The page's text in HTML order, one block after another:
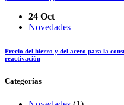
24 Oct
Novedades
Precio del hierro y del acero para la
reactivación
Categorías